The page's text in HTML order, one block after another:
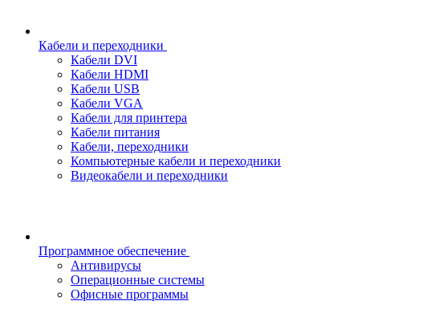
Кабели и переходники
Кабели DVI
Кабели HDMI
Кабели USB
Кабели VGA
Кабели для принтера
Кабели питания
Кабели, переходники
Компьютерные кабели и переходники
Видеокабели и переходники
Программное обеспечение
Антивирусы
Операционные системы
Офисные программы